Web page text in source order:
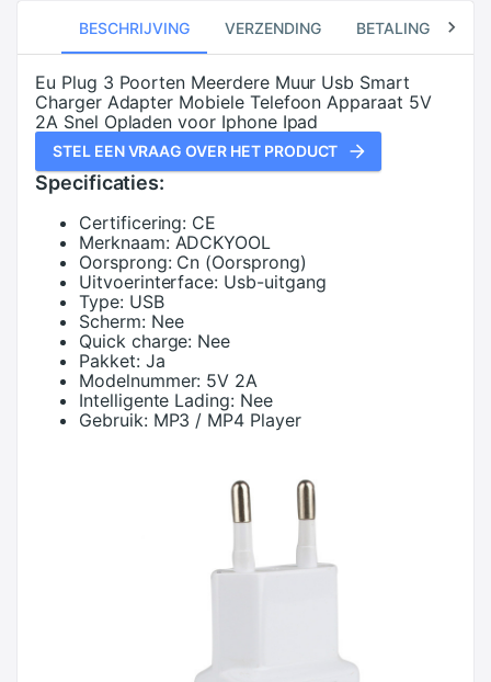
BESCHRIJVING VERZENDING BETALING
Eu Plug 3 Poorten Meerdere Muur Usb Smart
Charger Adapter Mobiele Telefoon Apparaat 5V
2A Snel Opladen voor Iphone Ipad
STEL EEN VRAAG OVER HET PRODUCT
Specificaties:
Certificering: CE
Merknaam: ADCKYOOL
Oorsprong: Cn (Oorsprong)
Uitvoerinterface: Usb-uitgang
Type: USB
Scherm: Nee
Quick charge: Nee
Pakket: Ja
Modelnummer: 5V 2A
Intelligente Lading: Nee
Gebruik: MP3 / MP4 Player